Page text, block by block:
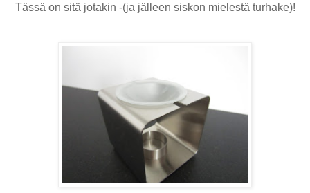
Tässä on sitä jotakin -(ja jälleen siskon mielestä turhake)!